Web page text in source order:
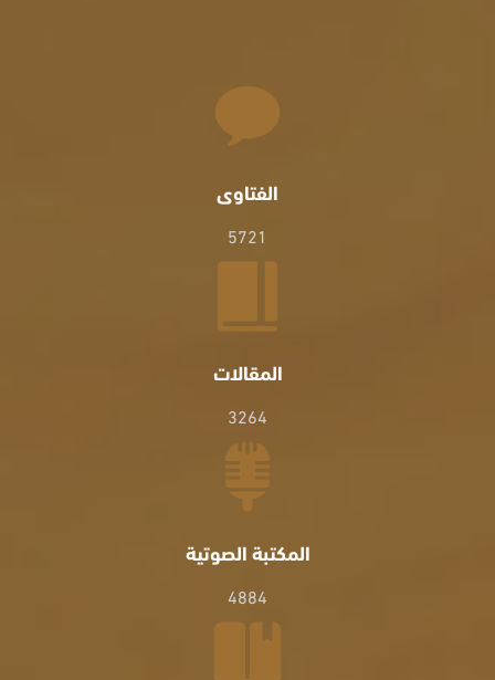
الفتاوى
5721
المقالات
3264
المكتبة الصوتية
4884